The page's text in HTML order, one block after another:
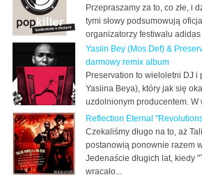
Przepraszamy za to, co złe, i
tymi słowy podsumowują
organizatorzy festiwalu adidas
Yasiin Bey (Mos Def) &
darmowy remix album
Preservation to wieloletni DJ i
Yasiina Beya), który jak się
uzdolnionym producentem. W
Reflection Eternal
Czekaliśmy długo na to, aż
postanowią ponownie razem
Jedenaście długich lat, kiedy
wracało...